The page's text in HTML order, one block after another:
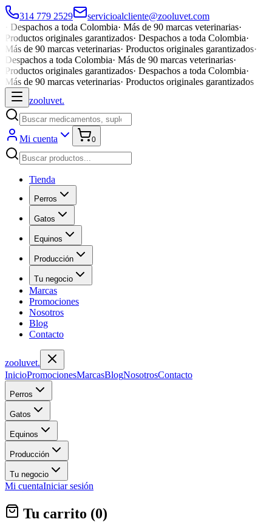
314 779 2529
servicioalcliente@zooluvet.com
Despachos a toda Colombia· Más de 90 marcas veterinarias·
Productos originales garantizados· Despachos a toda Colombia·
Más de 90 marcas veterinarias· Productos originales garantizados·
Despachos a toda Colombia· Más de 90 marcas veterinarias·
Productos originales garantizados· Despachos a toda Colombia·
Más de 90 marcas veterinarias· Productos originales garantizados
zooluvet.
Mi cuenta 0
Tienda
Perros
Gatos
Equinos
Producción
Tu negocio
Marcas
Promociones
Nosotros
Blog
Contacto
zooluvet.
InicioPromocionesMarcasBlogNosotrosContacto
Perros
Gatos
Equinos
Producción
Tu negocio
Mi cuentaIniciar sesión
Tu carrito (0)